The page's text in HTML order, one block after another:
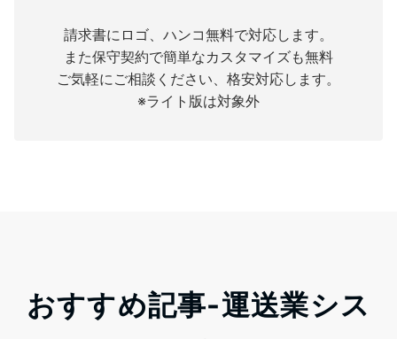
請求書にロゴ、ハンコ無料で対応します。
また保守契約で簡単なカスタマイズも無料
ご気軽にご相談ください、格安対応します。
※ライト版は対象外
おすすめ記事-運送業シス